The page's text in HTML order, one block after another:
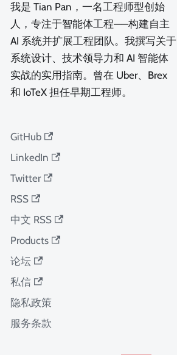
我是 Tian Pan，一名工程师型创始
人，专注于智能体工程——构建自主
AI 系统并扩展工程团队。我撰写关于
系统设计、技术领导力和 AI 智能体
实战的实用指南。曾在 Uber、Brex
和 IoTeX 担任早期工程师。
GitHub
LinkedIn
Twitter
RSS
中文 RSS
Products
论坛
私信
隐私政策
服务条款